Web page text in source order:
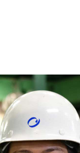
社員の声#03
社員の声#07
社員の声#08
社員の声#09
社員の声#10